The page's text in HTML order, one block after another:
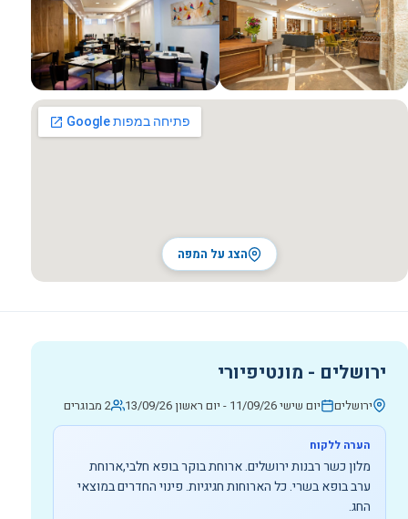
כל התמונות
הצג על המפה
ירושלים - מונטיפיורי
ירושלים יום שישי 11/09/26 - יום ראשון 13/09/26 2 מבוגרים
הערה ללקוח
מלון כשר רבנות ירושלים. ארוחת בוקר בופא חלבי,ארוחת
ערב בופא בשרי. כל הארוחות חגיגיות. פינוי החדרים במוצאי
החג.